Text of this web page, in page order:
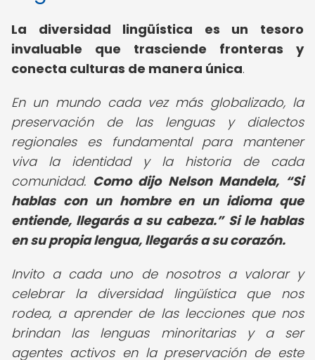
La diversidad lingüística es un tesoro
invaluable que trasciende fronteras y
conecta culturas de manera única.
En un mundo cada vez más globalizado, la
preservación de las lenguas y dialectos
regionales es fundamental para mantener
viva la identidad y la historia de cada
comunidad. Como dijo Nelson Mandela,
Si
hablas con un hombre en un idioma que
entiende, llegarás a su cabeza.
Si le hablas
en su propia lengua, llegarás a su corazón.
Invito a cada uno de nosotros a valorar y
celebrar la diversidad lingüística que nos
rodea, a aprender de las lecciones que nos
brindan las lenguas minoritarias y a ser
agentes activos en la preservación de este